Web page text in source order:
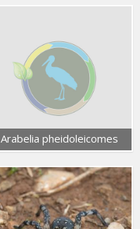
Arabelia pheidoleicomes